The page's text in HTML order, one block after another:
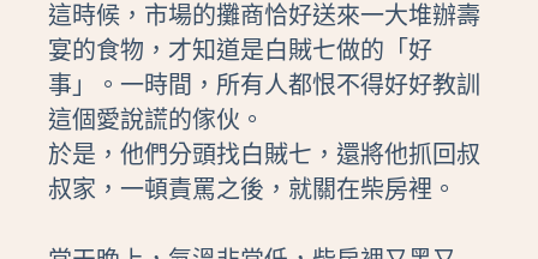
這時候，市場的攤商恰好送來一大堆辦壽
宴的食物，才知道是白賊七做的「好
事」。一時間，所有人都恨不得好好教訓
這個愛說謊的傢伙。
於是，他們分頭找白賊七，還將他抓回叔
叔家，一頓責罵之後，就關在柴房裡。